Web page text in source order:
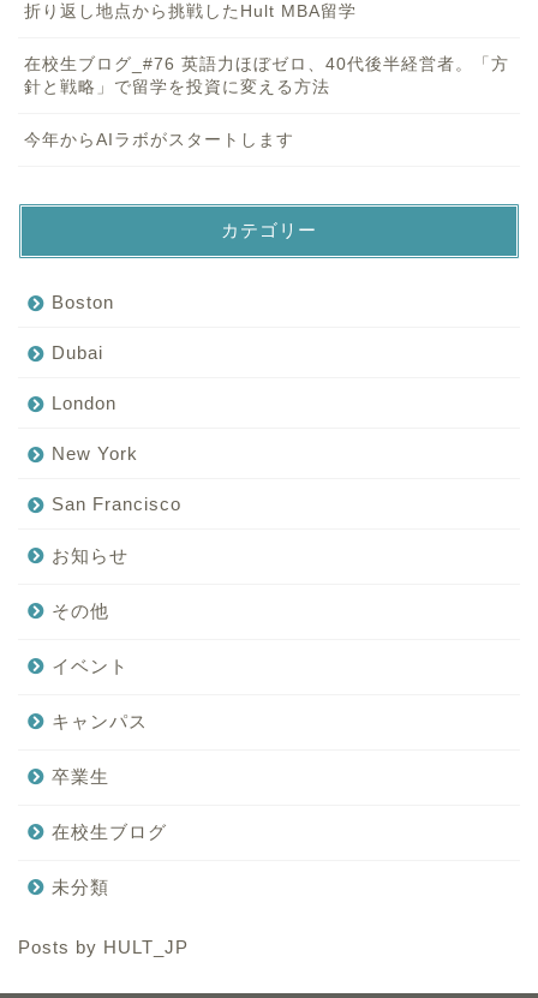
折り返し地点から挑戦したHult MBA留学
在校生ブログ_#76 英語力ほぼゼロ、40代後半経営者。「方
針と戦略」で留学を投資に変える方法
今年からAIラボがスタートします
カテゴリー
Boston
Dubai
London
New York
San Francisco
お知らせ
その他
イベント
キャンパス
卒業生
在校生ブログ
未分類
Posts by HULT_JP